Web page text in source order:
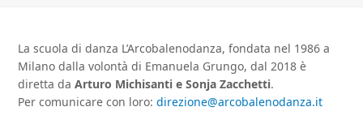
La scuola di danza L’Arcobalenodanza, fondata nel 1986 a
Milano dalla volontà di Emanuela Grungo, dal 2018 è
diretta daArturo Michisanti e Sonja Zacchetti.
Per comunicare con loro:direzione@arcobalenodanza.it